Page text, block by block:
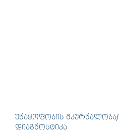
ᲣᲜᲐᲧᲝᲤᲝᲑᲘᲡ ᲛᲙᲣᲠᲜᲐᲚᲝᲑᲐ/
ᲓᲘᲐᲒᲜᲝᲡᲢᲘᲙᲐ